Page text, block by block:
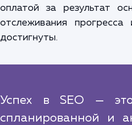
оплатой за результат
отслеживания
достигнуты.
Успех в SEO — это
спланированной и